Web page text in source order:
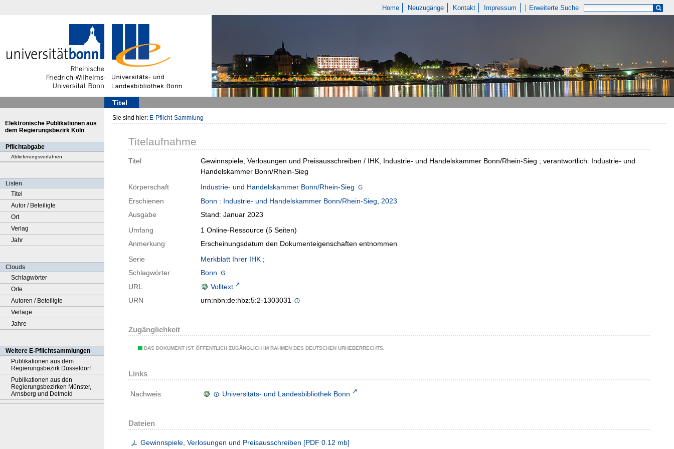
Home Neuzugänge Kontakt Impressum Erweiterte Suche
Titel
Elektronische Publikationen aus
dem Regierungsbezirk Köln
Pflichtabgabe
Ablieferungsverfahren
Listen
Titel
Autor / Beteiligte
Ort
Verlag
Jahr
Clouds
Schlagwörter
Orte
Autoren / Beteiligte
Verlage
Jahre
Weitere E-Pflichtsammlungen
Publikationen aus dem
Regierungsbezirk Düsseldorf
Publikationen aus den
Regierungsbezirken Münster,
Arnsberg und Detmold
Sie sind hier: E-Pflicht-Sammlung
Titelaufnahme
Titel
Gewinnspiele, Verlosungen und Preisausschreiben / IHK, Industrie- und Handelskammer Bonn/Rhein-Sieg ; verantwortlich: Industrie- und
Handelskammer Bonn/Rhein-Sieg
Körperschaft
Industrie- und Handelskammer Bonn/Rhein-Sieg
Erschienen
Bonn : Industrie- und Handelskammer Bonn/Rhein-Sieg, 2023
Ausgabe
Stand: Januar 2023
Umfang
1 Online-Ressource (5 Seiten)
Anmerkung
Erscheinungsdatum den Dokumenteigenschaften entnommen
Serie
Merkblatt Ihrer IHK ;
Schlagwörter
Bonn
URL
Volltext
URN
urn:nbn:de:hbz:5:2-1303031
Zugänglichkeit
DAS DOKUMENT IST ÖFFENTLICH ZUGÄNGLICH IM RAHMEN DES DEUTSCHEN URHEBERRECHTS.
Links
Nachweis Universitäts- und Landesbibliothek Bonn
Dateien
Gewinnspiele, Verlosungen und Preisausschreiben [PDF 0.12 mb]